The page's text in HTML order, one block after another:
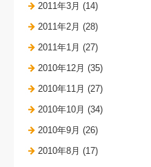
2011年3月 (14)
2011年2月 (28)
2011年1月 (27)
2010年12月 (35)
2010年11月 (27)
2010年10月 (34)
2010年9月 (26)
2010年8月 (17)